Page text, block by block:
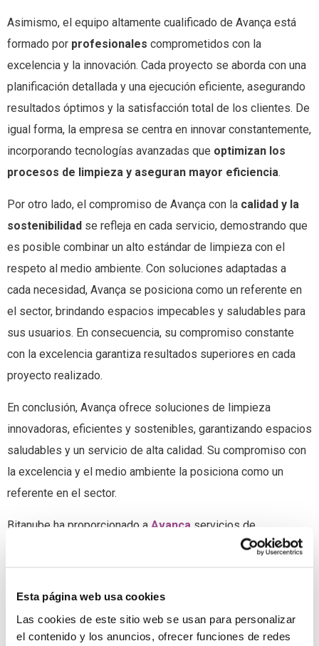
Esta página web usa cookies
Las cookies de este sitio web se usan para personalizar
el contenido y los anuncios, ofrecer funciones de redes
Asimismo, el equipo altamente cualificado de Avança está
formado por profesionales comprometidos con la
excelencia y la innovación. Cada proyecto se aborda con una
planificación detallada y una ejecución eficiente, asegurando
resultados óptimos y la satisfacción total de los clientes. De
igual forma, la empresa se centra en innovar constantemente,
incorporando tecnologías avanzadas que optimizan los
procesos de limpieza y aseguran mayor eficiencia.
Por otro lado, el compromiso de Avança con la calidad y la
sostenibilidad se refleja en cada servicio, demostrando que
es posible combinar un alto estándar de limpieza con el
respeto al medio ambiente. Con soluciones adaptadas a
cada necesidad, Avança se posiciona como un referente en
el sector, brindando espacios impecables y saludables para
sus usuarios. En consecuencia, su compromiso constante
con la excelencia garantiza resultados superiores en cada
proyecto realizado.
En conclusión, Avança ofrece soluciones de limpieza
innovadoras, eficientes y sostenibles, garantizando espacios
saludables y un servicio de alta calidad. Su compromiso con
la excelencia y el medio ambiente la posiciona como un
referente en el sector.
Bitanube ha proporcionado a Avança servicios de
Visita su sitio weby conoce
más sobre nuestra aportación a Avança.